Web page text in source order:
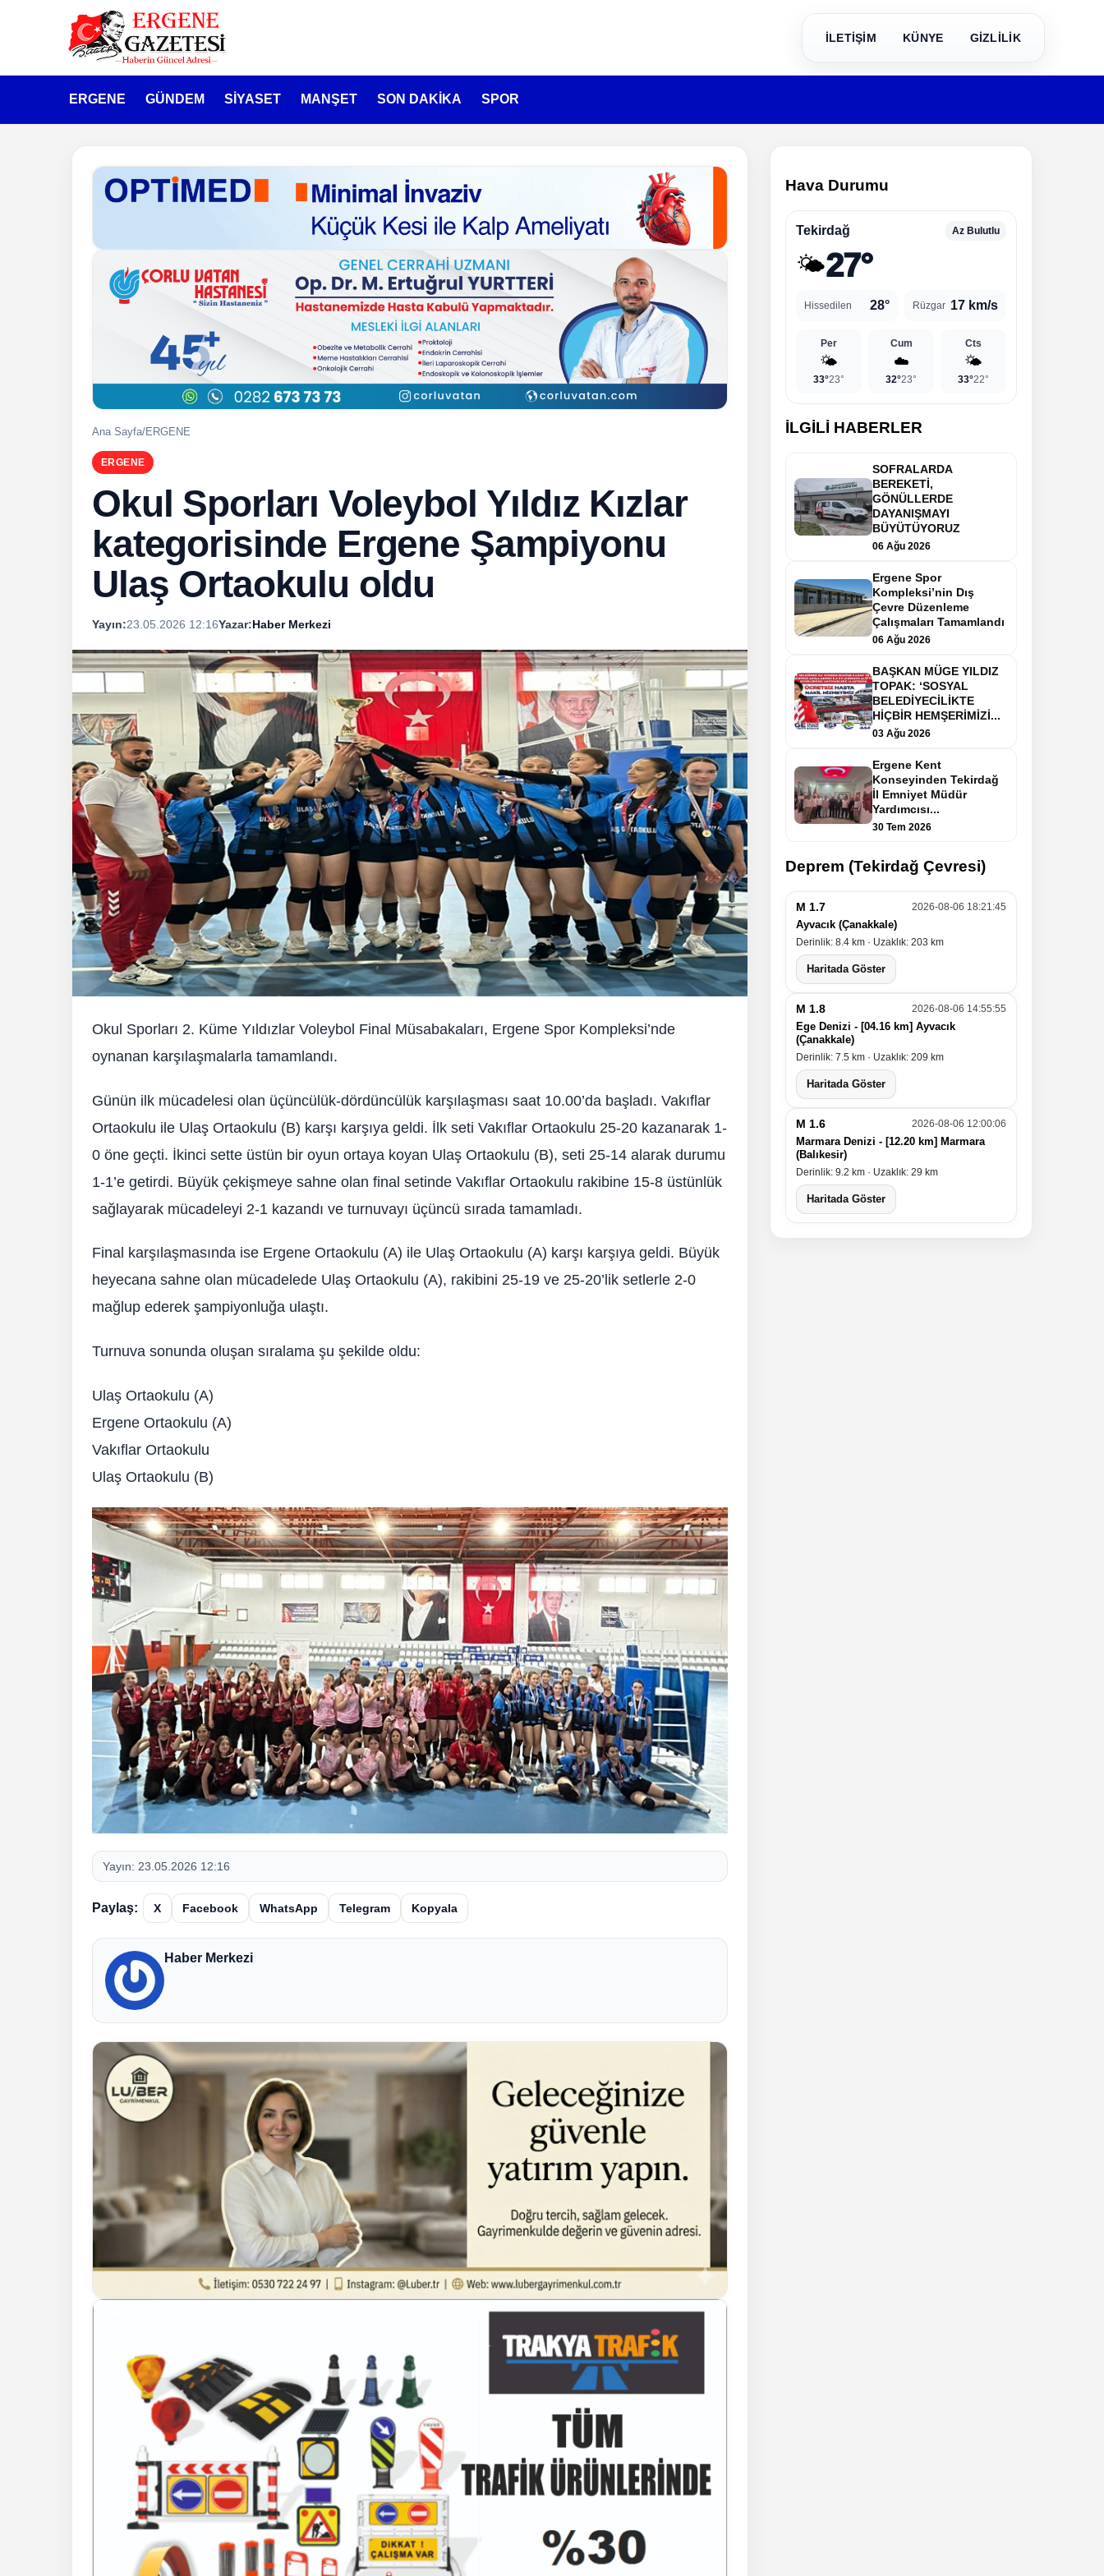
İLETİŞİM KÜNYE GİZLİLİK
ERGENE GÜNDEM SİYASET MANŞET SON DAKİKA SPOR
Ana Sayfa/ERGENE
ERGENE
Okul Sporları Voleybol Yıldız Kızlar
kategorisinde Ergene Şampiyonu
Ulaş Ortaokulu oldu
Yayın:23.05.2026 12:16Yazar:Haber Merkezi
Okul Sporları 2. Küme Yıldızlar Voleybol Final Müsabakaları, Ergene Spor Kompleksi’nde
oynanan karşılaşmalarla tamamlandı.
Günün ilk mücadelesi olan üçüncülük-dördüncülük karşılaşması saat 10.00’da başladı. Vakıflar
Ortaokulu ile Ulaş Ortaokulu (B) karşı karşıya geldi. İlk seti Vakıflar Ortaokulu 25-20 kazanarak 1-
0 öne geçti. İkinci sette üstün bir oyun ortaya koyan Ulaş Ortaokulu (B), seti 25-14 alarak durumu
1-1’e getirdi. Büyük çekişmeye sahne olan final setinde Vakıflar Ortaokulu rakibine 15-8 üstünlük
sağlayarak mücadeleyi 2-1 kazandı ve turnuvayı üçüncü sırada tamamladı.
Final karşılaşmasında ise Ergene Ortaokulu (A) ile Ulaş Ortaokulu (A) karşı karşıya geldi. Büyük
heyecana sahne olan mücadelede Ulaş Ortaokulu (A), rakibini 25-19 ve 25-20’lik setlerle 2-0
mağlup ederek şampiyonluğa ulaştı.
Turnuva sonunda oluşan sıralama şu şekilde oldu:
Ulaş Ortaokulu (A)
Ergene Ortaokulu (A)
Vakıflar Ortaokulu
Ulaş Ortaokulu (B)
Yayın: 23.05.2026 12:16
Paylaş: X Facebook WhatsApp Telegram Kopyala
Haber Merkezi
Hava Durumu
Tekirdağ Az Bulutlu
🌤️27°
Hissedilen 28° Rüzgar 17 km/s
Per
🌤️
33°23°
Cum
☁️
32°23°
Cts
🌤️
33°22°
İLGİLİ HABERLER
SOFRALARDA
BEREKETİ,
GÖNÜLLERDE
DAYANIŞMAYI
BÜYÜTÜYORUZ
06 Ağu 2026
Ergene Spor
Kompleksi’nin Dış
Çevre Düzenleme
Çalışmaları Tamamlandı
06 Ağu 2026
BAŞKAN MÜGE YILDIZ
TOPAK: ‘SOSYAL
BELEDİYECİLİKTE
HİÇBİR HEMŞERİMİZİ...
03 Ağu 2026
Ergene Kent
Konseyinden Tekirdağ
İl Emniyet Müdür
Yardımcısı...
30 Tem 2026
Deprem (Tekirdağ Çevresi)
M 1.7 2026-08-06 18:21:45
Ayvacık (Çanakkale)
Derinlik: 8.4 km · Uzaklık: 203 km
Haritada Göster
M 1.8 2026-08-06 14:55:55
Ege Denizi - [04.16 km] Ayvacık
(Çanakkale)
Derinlik: 7.5 km · Uzaklık: 209 km
Haritada Göster
M 1.6 2026-08-06 12:00:06
Marmara Denizi - [12.20 km] Marmara
(Balıkesir)
Derinlik: 9.2 km · Uzaklık: 29 km
Haritada Göster